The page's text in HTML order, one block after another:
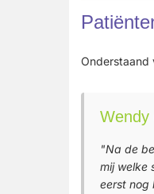
Onderstaand
Wendy
"Na de
mij welke
eerst nog